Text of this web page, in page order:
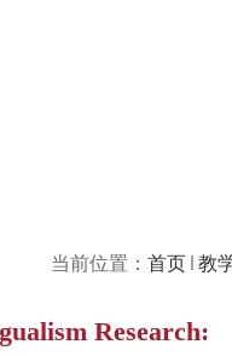
当前位置： 首页 教
Research: